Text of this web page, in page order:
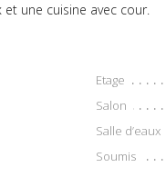
une cuisine avec cour.
Etage
Salon
Salle d’eaux
Soumis